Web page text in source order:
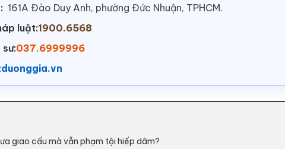
161A Đào Duy Anh, phường Đức Nhuận, TPHCM.
luật:1900.6568
037.6999996
giao cấu mà vẫn phạm tội hiếp dâm?